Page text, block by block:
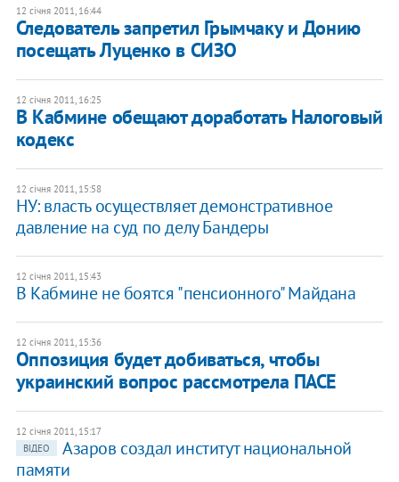
12 січня 2011, 16:44
Следователь запретил Грымчаку и Донию
посещать Луценко в СИЗО
12 січня 2011, 16:25
​В Кабмине обещают доработать Налоговый
кодекс
12 січня 2011, 15:58
НУ: власть осуществляет демонстративное
давление на суд по делу Бандеры
12 січня 2011, 15:43
​В Кабмине не боятся "пенсионного" Майдана
12 січня 2011, 15:36
Оппозиция будет добиваться, чтобы
украинский вопрос рассмотрела ПАСЕ
12 січня 2011, 15:17
ВІДЕО
Азаров создал институт национальной
памяти